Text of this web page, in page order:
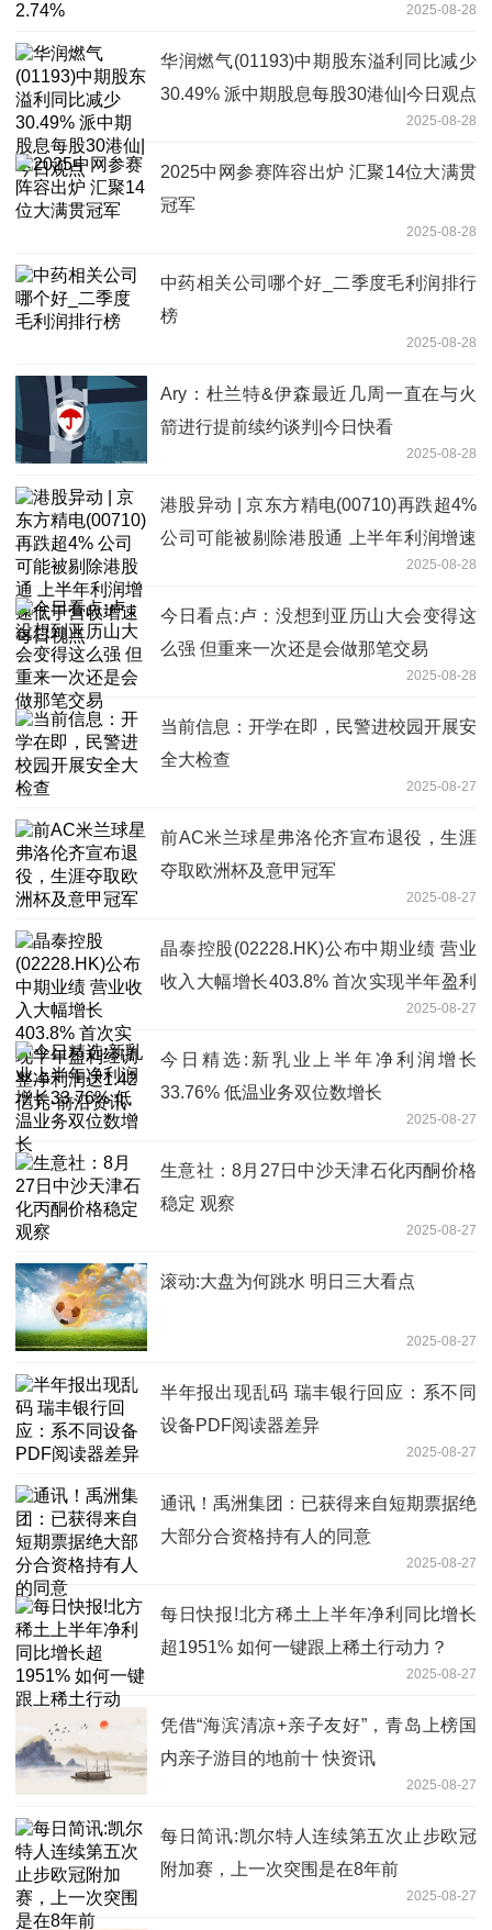
2025-08-28
华润燃气(01193)中期股东溢利同比减少
30.49% 派中期股息每股30港仙|今日观点
2025-08-28
2025中网参赛阵容出炉 汇聚14位大满贯
冠军
2025-08-28
中药相关公司哪个好_二季度毛利润排行
榜
2025-08-28
Ary：杜兰特&伊森最近几周一直在与火
箭进行提前续约谈判|今日快看
2025-08-28
港股异动 | 京东方精电(00710)再跌超4%
公司可能被剔除港股通 上半年利润增速
2025-08-28
今日看点:卢：没想到亚历山大会变得这
么强 但重来一次还是会做那笔交易
2025-08-28
当前信息：开学在即，民警进校园开展安
全大检查
2025-08-27
前AC米兰球星弗洛伦齐宣布退役，生涯
夺取欧洲杯及意甲冠军
2025-08-27
晶泰控股(02228.HK)公布中期业绩 营业
收入大幅增长403.8% 首次实现半年盈利
经调整净利润达1.42亿元-前沿资讯2025-08-27
今日精选:新乳业上半年净利润增长
33.76% 低温业务双位数增长
2025-08-27
生意社：8月27日中沙天津石化丙酮价格
稳定 观察
2025-08-27
滚动:大盘为何跳水 明日三大看点
2025-08-27
半年报出现乱码 瑞丰银行回应：系不同
设备PDF阅读器差异
2025-08-27
通讯！禹洲集团：已获得来自短期票据绝
大部分合资格持有人的同意
2025-08-27
每日快报!北方稀土上半年净利同比增长
超1951% 如何一键跟上稀土行动力？
2025-08-27
凭借“海滨清凉+亲子友好”，青岛上榜国
内亲子游目的地前十 快资讯
2025-08-27
每日简讯:凯尔特人连续第五次止步欧冠
附加赛，上一次突围是在8年前
2025-08-27